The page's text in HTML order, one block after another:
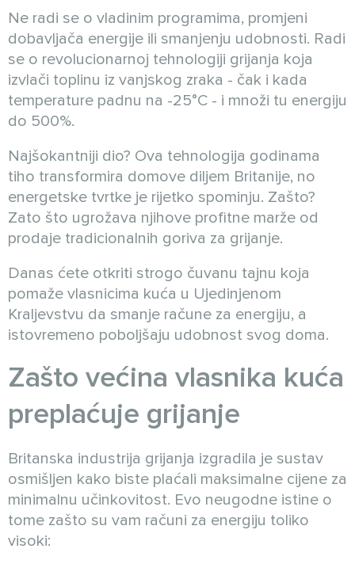
Ne radi se o vladinim programima, promjeni
dobavljača energije ili smanjenju udobnosti. Radi
se o revolucionarnoj tehnologiji grijanja koja
izvlači toplinu iz vanjskog zraka - čak i kada
temperature padnu na -25°C - i množi tu energiju
do 500%.
Najšokantniji dio? Ova tehnologija godinama
tiho transformira domove diljem Britanije, no
energetske tvrtke je rijetko spominju. Zašto?
Zato što ugrožava njihove profitne marže od
prodaje tradicionalnih goriva za grijanje.
Danas ćete otkriti strogo čuvanu tajnu koja
pomaže vlasnicima kuća u Ujedinjenom
Kraljevstvu da smanje račune za energiju, a
istovremeno poboljšaju udobnost svog doma.
Zašto većina vlasnika kuća
preplaćuje grijanje
Britanska industrija grijanja izgradila je sustav
osmišljen kako biste plaćali maksimalne cijene za
minimalnu učinkovitost. Evo neugodne istine o
tome zašto su vam računi za energiju toliko
visoki: